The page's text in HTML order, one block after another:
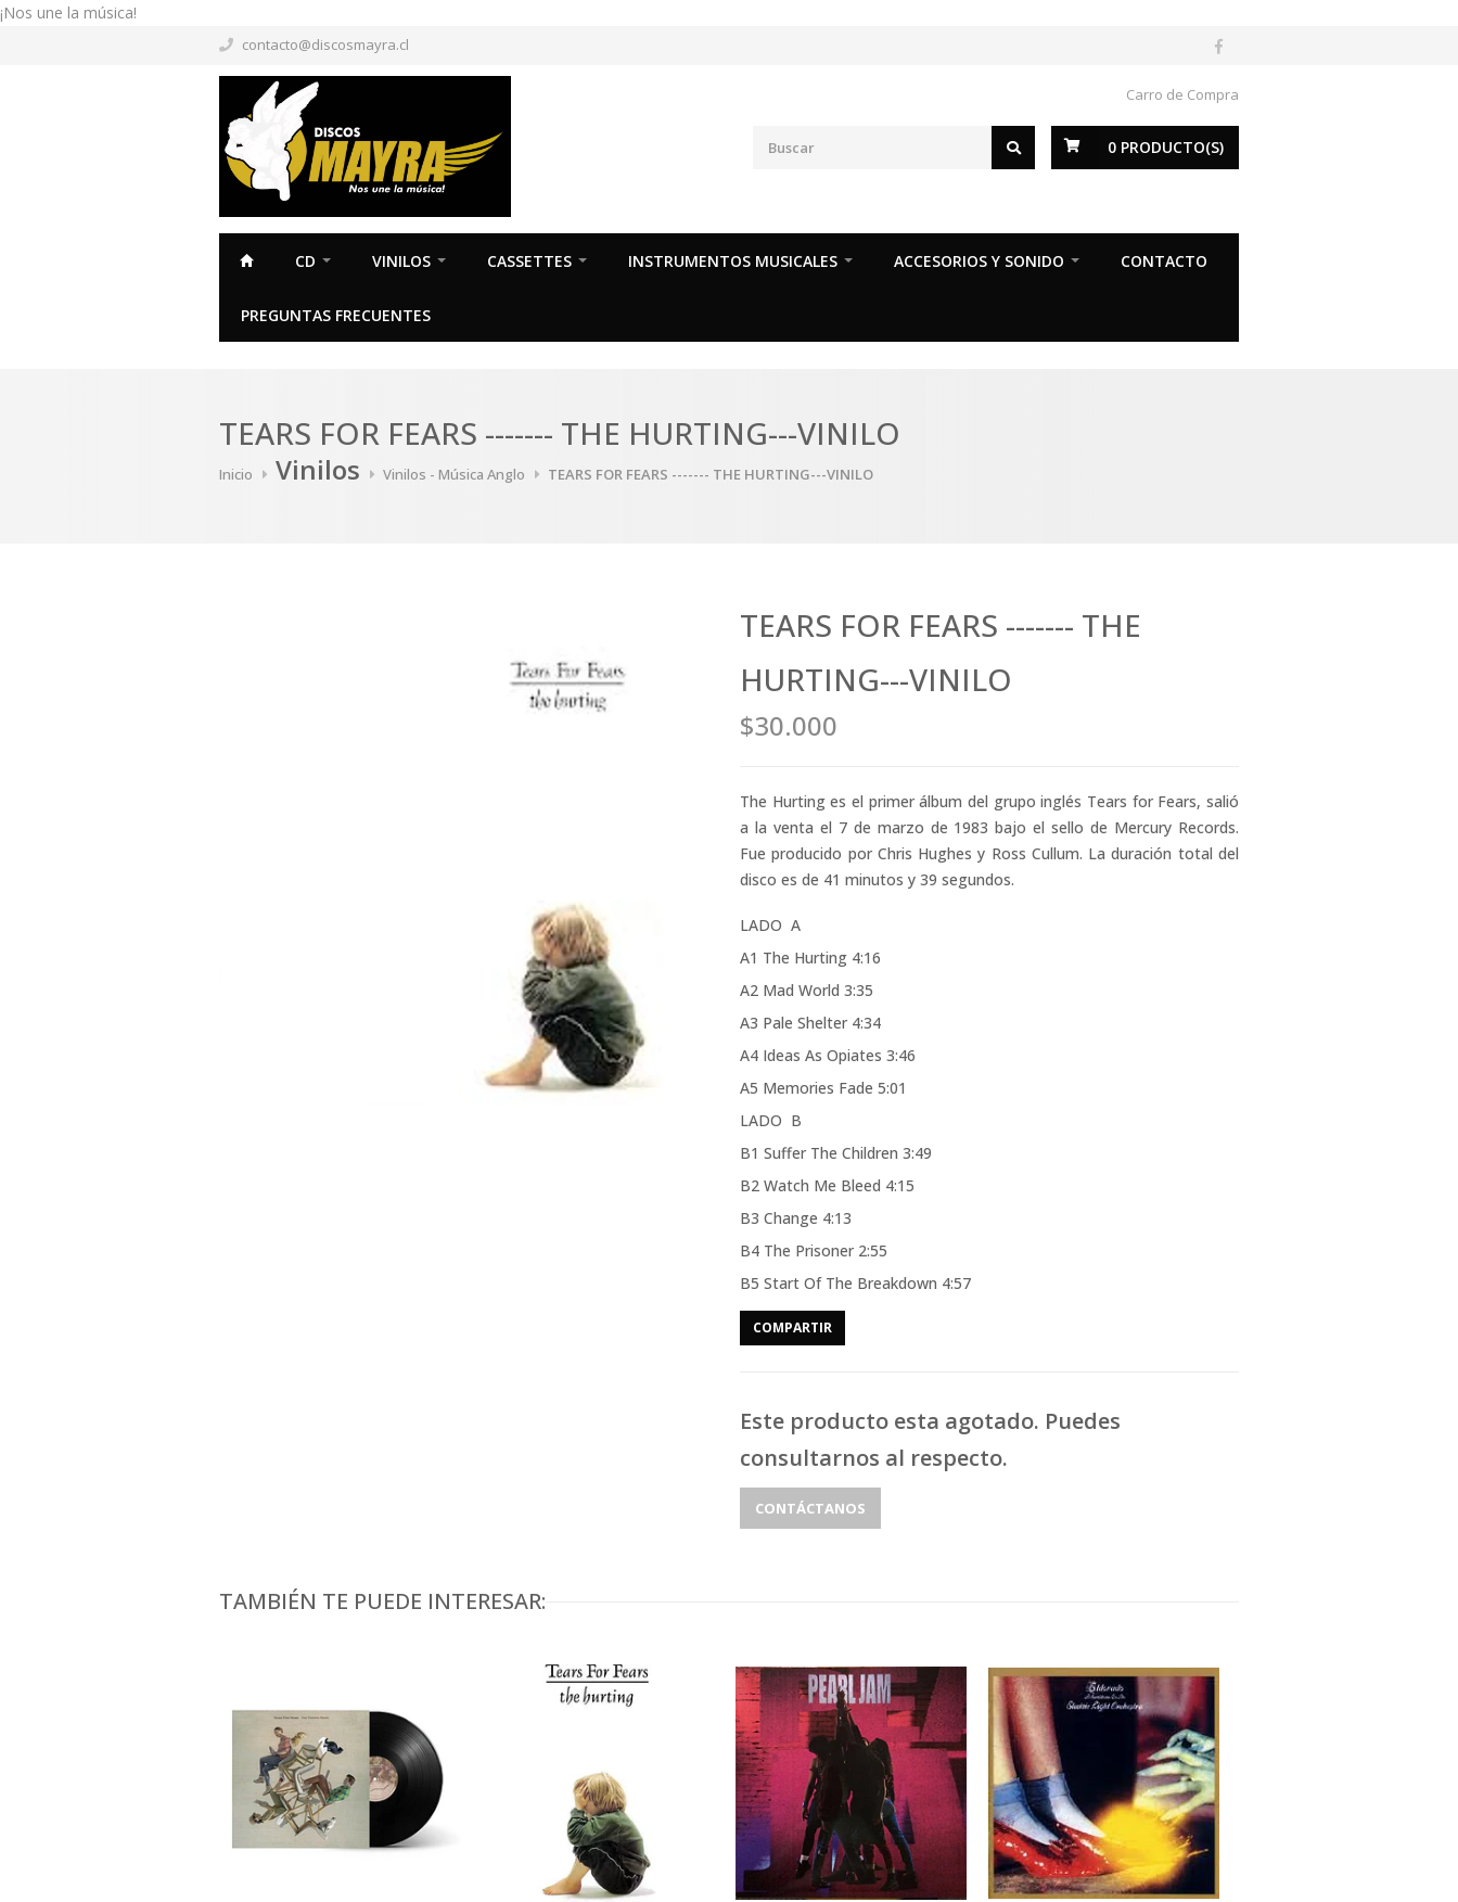
¡Nos une la música!
contacto@discosmayra.cl
Carro de Compra
0 PRODUCTO(S)
CD VINILOS CASSETTES INSTRUMENTOS MUSICALES ACCESORIOS Y SONIDO CONTACTO
PREGUNTAS FRECUENTES
TEARS FOR FEARS ------- THE HURTING---VINILO
Inicio Vinilos Vinilos - Música Anglo TEARS FOR FEARS ------- THE HURTING---VINILO
TEARS FOR FEARS ------- THE
HURTING---VINILO
$30.000
The Hurting es el primer álbum del grupo inglés Tears for Fears, salió
a la venta el 7 de marzo de 1983 bajo el sello de Mercury Records.
Fue producido por Chris Hughes y Ross Cullum. La duración total del
disco es de 41 minutos y 39 segundos.
LADO A
A1 The Hurting 4:16
A2 Mad World 3:35
A3 Pale Shelter 4:34
A4 Ideas As Opiates 3:46
A5 Memories Fade 5:01
LADO B
B1 Suffer The Children 3:49
B2 Watch Me Bleed 4:15
B3 Change 4:13
B4 The Prisoner 2:55
B5 Start Of The Breakdown 4:57
COMPARTIR
Este producto esta agotado. Puedes
consultarnos al respecto.
CONTÁCTANOS
TAMBIÉN TE PUEDE INTERESAR: